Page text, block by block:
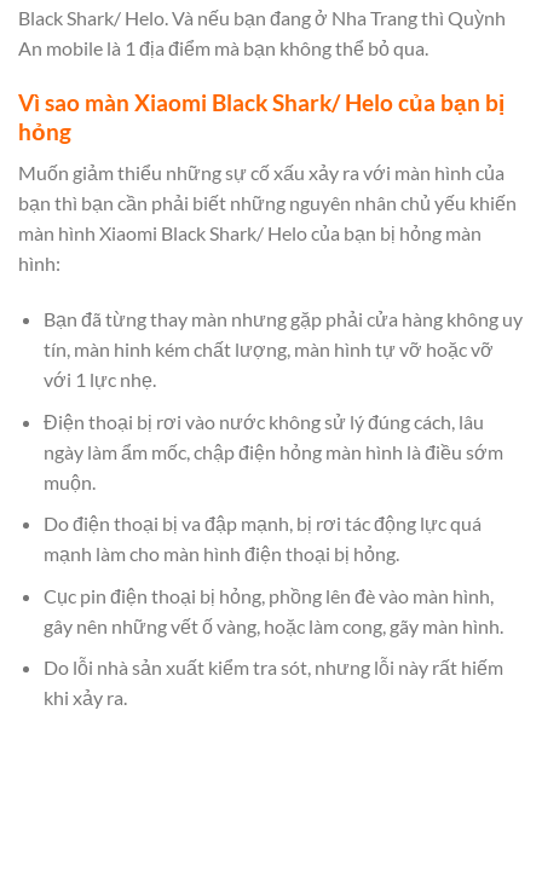
Black Shark/ Helo. Và nếu bạn đang ở Nha Trang thì Quỳnh
An mobile là 1 địa điểm mà bạn không thể bỏ qua.
Vì sao màn Xiaomi Black Shark/ Helo của bạn bị
hỏng
Muốn giảm thiểu những sự cố xấu xảy ra với màn hình của
bạn thì bạn cần phải biết những nguyên nhân chủ yếu khiến
màn hình Xiaomi Black Shark/ Helo của bạn bị hỏng màn
hình:
Bạn đã từng thay màn nhưng gặp phải cửa hàng không uy
tín, màn hinh kém chất lượng, màn hình tự vỡ hoặc vỡ
với 1 lực nhẹ.
Điện thoại bị rơi vào nước không sử lý đúng cách, lâu
ngày làm ẩm mốc, chập điện hỏng màn hình là điều sớm
muộn.
Do điện thoại bị va đập mạnh, bị rơi tác động lực quá
mạnh làm cho màn hình điện thoại bị hỏng.
Cục pin điện thoại bị hỏng, phồng lên đè vào màn hình,
gây nên những vết ố vàng, hoặc làm cong, gãy màn hình.
Do lỗi nhà sản xuất kiểm tra sót, nhưng lỗi này rất hiếm
khi xảy ra.